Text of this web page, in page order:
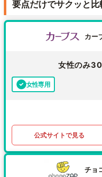
要点だけでサクッと比
カー
女性のみ
女性専用
公式サイトで見る
チョ